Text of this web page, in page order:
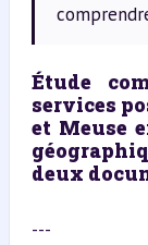
Étude
services
et Meuse
deux
---